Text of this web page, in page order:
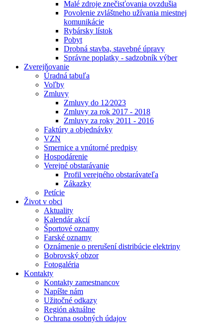
Malé zdroje znečisťovania ovzdušia
Povolenie zvláštneho užívania miestnej
komunikácie
Rybársky lístok
Pobyt
Drobná stavba, stavebné úpravy
Správne poplatky - sadzobník výber
Zverejňovanie
Úradná tabuľa
Voľby
Zmluvy
Zmluvy do 12⁄2023
Zmluvy za rok 2017 - 2018
Zmluvy za roky 2011 - 2016
Faktúry a objednávky
VZN
Smernice a vnútorné predpisy
Hospodárenie
Verejné obstarávanie
Profil verejného obstarávateľa
Zákazky
Petície
Život v obci
Aktuality
Kalendár akcií
Športové oznamy
Farské oznamy
Oznámenie o prerušení distribúcie elektriny
Bobrovský obzor
Fotogaléria
Kontakty
Kontakty zamestnancov
Napíšte nám
Užitočné odkazy
Región aktuálne
Ochrana osobných údajov